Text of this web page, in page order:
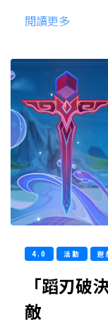
閱讀更多
4.0 活動 遊
「蹈刃破
敵